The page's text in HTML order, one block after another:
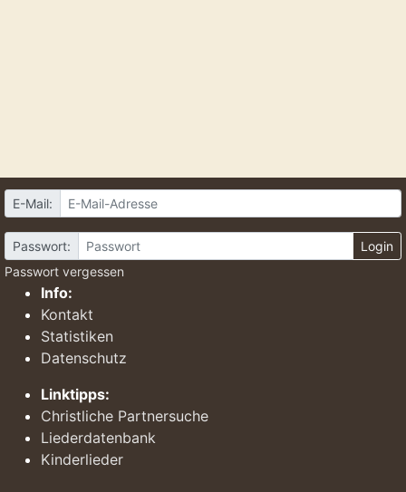
E-Mail:
Passwort:
Login
Passwort vergessen
Info:
Kontakt
Statistiken
Datenschutz
Linktipps:
Christliche Partnersuche
Liederdatenbank
Kinderlieder